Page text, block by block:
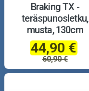
Braking TX -
teräspunosletku,
musta, 130cm
44,90 €
60,90 €